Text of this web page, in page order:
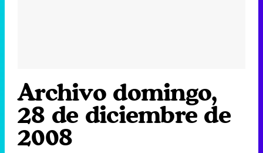
Archivo domingo,
28 de diciembre de
2008